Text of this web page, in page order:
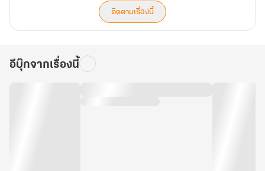
ติดตามเรื่องนี้
อีบุ๊กจากเรื่องนี้